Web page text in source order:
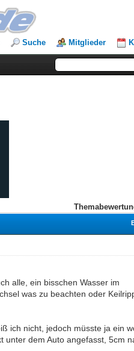
Suche Mitglieder
alle, ein bisschen Wasser im
was zu beachten oder
ich nicht, jedoch müsste ja ein
dem Auto angefasst, 5cm